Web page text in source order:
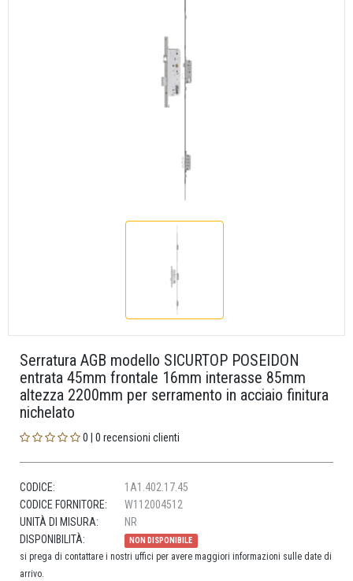
Serratura AGB modello SICURTOP POSEIDON
entrata 45mm frontale 16mm interasse 85mm
altezza 2200mm per serramento in acciaio finitura
nichelato
0 | 0 recensioni clienti
CODICE:
1A1.402.17.45
CODICE FORNITORE:
W112004512
UNITÀ DI MISURA:
NR
DISPONIBILITÀ:
NON DISPONIBILE
si prega di contattare i nostri uffici per avere maggiori informazioni sulle date di
arrivo.